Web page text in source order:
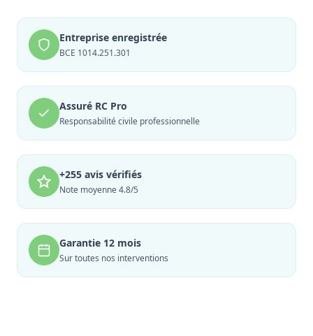
Entreprise enregistrée
BCE 1014.251.301
Assuré RC Pro
Responsabilité civile professionnelle
+255 avis vérifiés
Note moyenne 4.8/5
Garantie 12 mois
Sur toutes nos interventions